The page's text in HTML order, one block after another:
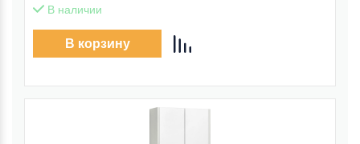
В наличии
В корзину